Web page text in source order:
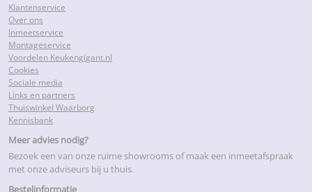
Klantenservice
Over ons
Inmeetservice
Montageservice
Voordelen Keukengigant.nl
Cookies
Sociale media
Links en partners
Thuiswinkel Waarborg
Kennisbank
Meer advies nodig?
Bezoek een van onze ruime showrooms of maak een inmeetafspraak
met onze adviseurs bij u thuis.
Bestelinformatie